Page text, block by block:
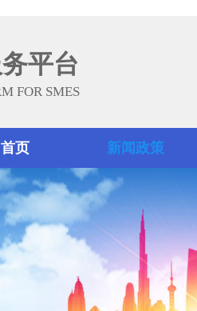
平台
FOR SMES
首页 新闻政策